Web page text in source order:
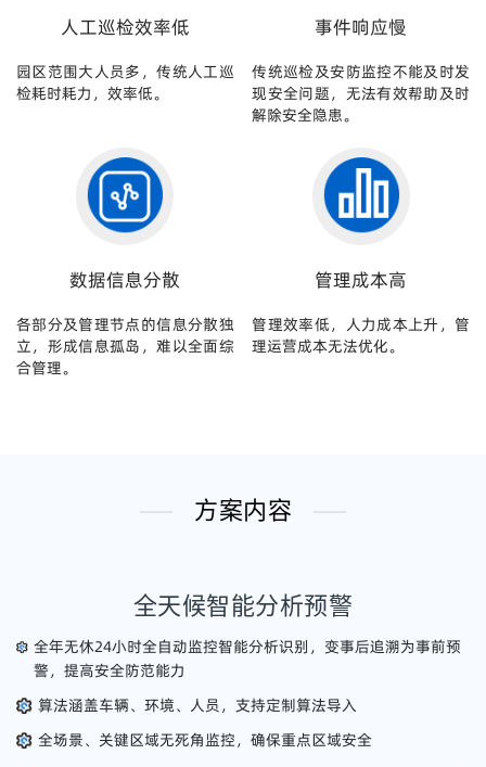
人工巡检效率低
园区范围大人员多，传统人工巡
检耗时耗力，效率低。
事件响应慢
传统巡检及安防监控不能及时发
现安全问题，无法有效帮助及时
解除安全隐患。
数据信息分散
各部分及管理节点的信息分散独
立，形成信息孤岛，难以全面综
合管理。
管理成本高
管理效率低，人力成本上升，管
理运营成本无法优化。
方案内容
全天候智能分析预警
全年无休24小时全自动监控智能分析识别，变事后追溯为事前预
警，提高安全防范能力
算法涵盖车辆、环境、人员，支持定制算法导入
全场景、关键区域无死角监控，确保重点区域安全